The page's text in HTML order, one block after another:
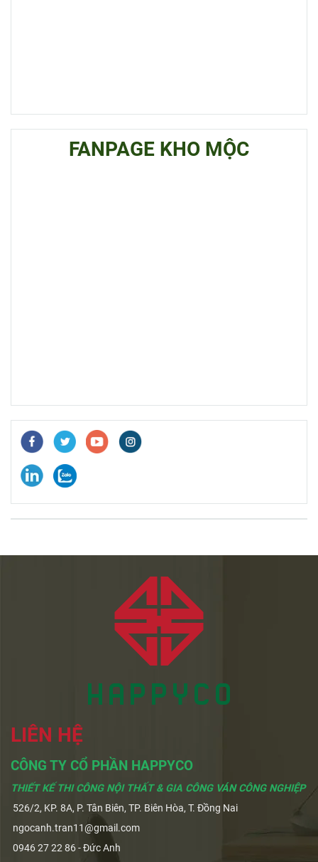
FANPAGE KHO MỘC
LIÊN HỆ
CÔNG TY CỔ PHẦN HAPPYCO
THIẾT KẾ THI CÔNG NỘI THẤT & GIA CÔNG VÁN CÔNG NGHIỆP
526/2, KP. 8A, P. Tân Biên, TP. Biên Hòa, T. Đồng Nai
ngocanh.tran11@gmail.com
0946 27 22 86 - Đức Anh